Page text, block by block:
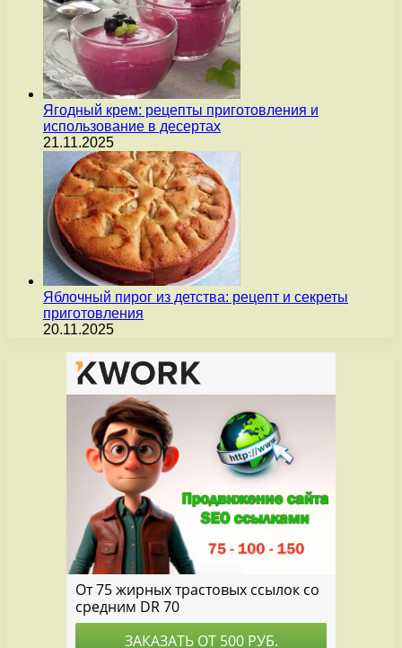
Ягодный крем: рецепты приготовления и
использование в десертах
21.11.2025
Яблочный пирог из детства: рецепт и секреты
приготовления
20.11.2025